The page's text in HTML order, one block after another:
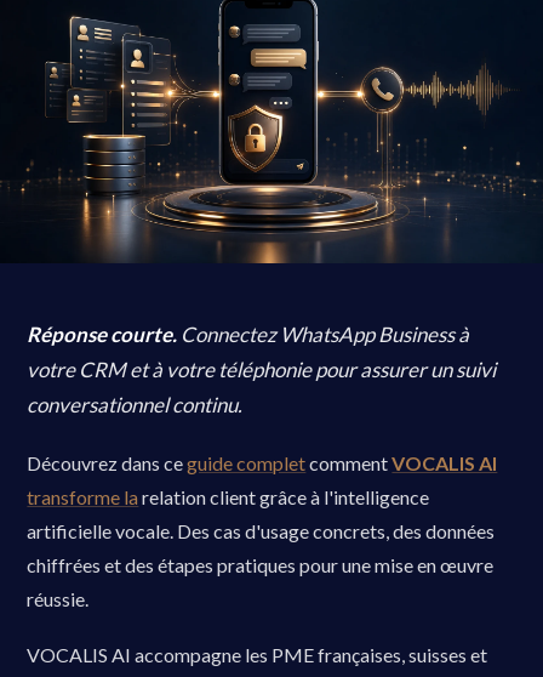
Réponse courte. Connectez WhatsApp Business à
votre CRM et à votre téléphonie pour assurer un suivi
conversationnel continu.
Découvrez dans ceguide completcommentVOCALIS AI
transforme la relation client grâce à l'intelligence
artificielle vocale. Des cas d'usage concrets, des données
chiffrées et des étapes pratiques pour une mise en œuvre
réussie.
VOCALIS AI accompagne les PME françaises, suisses et